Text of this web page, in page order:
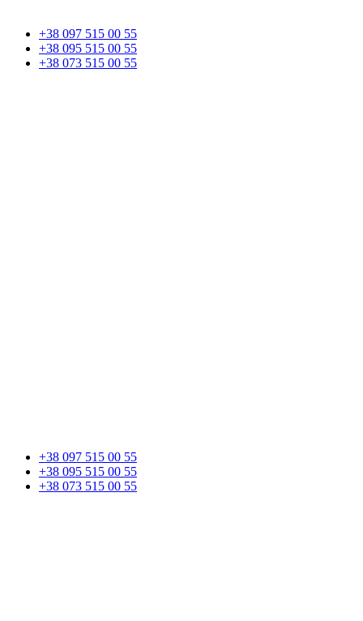
+38 097 515 00 55
+38 095 515 00 55
+38 073 515 00 55
+38 097 515 00 55
+38 095 515 00 55
+38 073 515 00 55